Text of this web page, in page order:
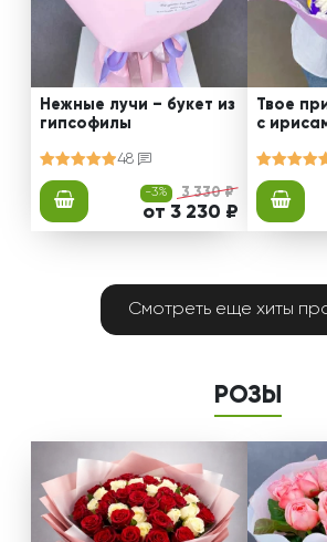
Нежные лучи – букет из
гипсофилы
48
-3% 3 330 ₽
от 3 230 ₽
Твое
с
Смотреть еще хиты
РОЗЫ